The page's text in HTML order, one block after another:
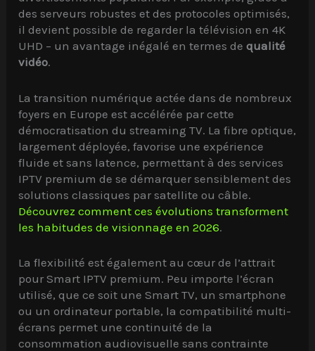
des serveurs robustes et des protocoles optimisés,
il devient possible de regarder la télévision en 4K
UHD – un avantage inégalé en termes dequalité
vidéo.
La transition numérique actée dans de nombreux
foyers en Europe est accélérée par cette
démocratisation du streaming TV. La fibre optique,
largement déployée, favorise une expérience
fluide et sans latence, permettant à des services
IPTV premium de se démarquer sensiblement des
solutions classiques par satellite ou câble.
Découvrez comment ces évolutions transforment
les habitudes de visionnage en 2026.
La flexibilité est également au cœur de l’attrait
pour Smart IPTV premium. Peu importe l’écran
utilisé, que ce soit une Smart TV, un smartphone
ou un ordinateur portable, la compatibilité multi-
écrans permet une continuité de la
consommation audiovisuelle sans contrainte